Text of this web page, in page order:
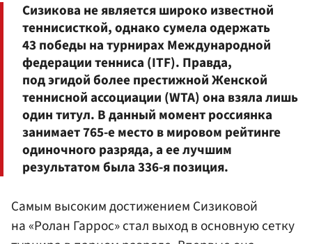
Сизикова не является широко известной
теннисисткой, однако сумела одержать
43 победы на турнирах Международной
федерации тенниса (ITF). Правда,
под эгидой более престижной Женской
теннисной ассоциации (WTA) она взяла лишь
один титул. В данный момент россиянка
занимает 765-е место в мировом рейтинге
одиночного разряда, а ее лучшим
результатом была 336-я позиция.
Самым высоким достижением Сизиковой
на «Ролан Гаррос» стал выход в основную сетку